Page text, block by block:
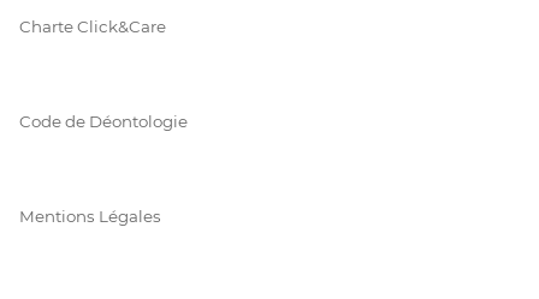
Charte Click&Care
Code de Déontologie
Mentions Légales